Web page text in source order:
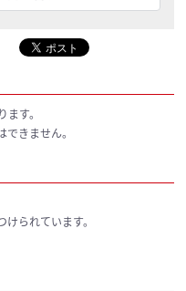
す。
きません。
られています。